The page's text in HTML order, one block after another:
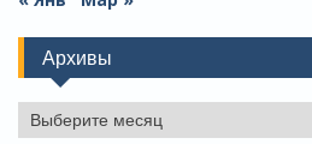
Архивы
Архивы